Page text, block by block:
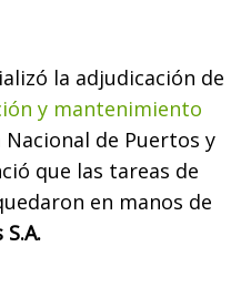
la adjudicación de
y mantenimiento
Nacional de Puertos y
que las tareas de
en manos de